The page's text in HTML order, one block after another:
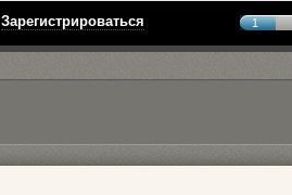
Зарегистрироваться 1